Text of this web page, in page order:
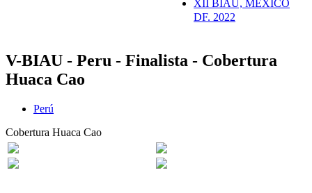
XII BIAU, MÉXICO
DF. 2022
V-BIAU - Peru - Finalista - Cobertura
Huaca Cao
Perú
Cobertura Huaca Cao